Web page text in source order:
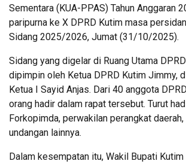
Sementara (KUA-PPAS) Tahun Anggaran
paripurna ke X DPRD Kutim masa
Sidang 2025/2026, Jumat (31/10/2025).
Sidang yang digelar di Ruang Utama
dipimpin oleh Ketua DPRD Kutim Jimmy,
Ketua I Sayid Anjas. Dari 40 anggota
orang hadir dalam rapat tersebut. Turut
Forkopimda, perwakilan perangkat daerah,
undangan lainnya.
Dalam kesempatan itu, Wakil Bupati